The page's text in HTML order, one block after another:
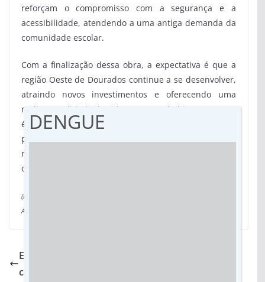
reforçam o compromisso com a segurança e a
acessibilidade, atendendo a uma antiga demanda da
comunidade escolar.
Com a finalização dessa obra, a expectativa é que a
região Oeste de Dourados continue a se desenvolver,
atraindo novos investimentos e oferecendo uma
melhor qualidade de vida para seus habitantes. “Essa
é uma conquista de todos nós, que acreditamos no
potencial de Dourados e trabalhamos para que cada
necessidade seja atendida por este governo”, finaliza
o vice-governador Barbosinha.
(Por Clóvis de Oliveira e Lucas Cavalheiro, da assessoria –
Arguelho e Agesul)
Em Mirassol, prefeito é acusado de perseguição
contra vereadora de oposição
DENGUE